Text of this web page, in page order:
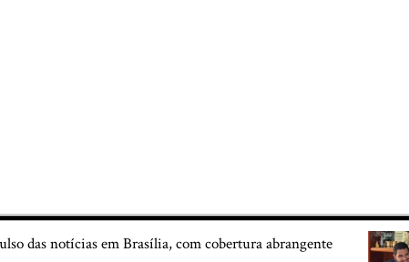
das notícias em Brasília, com cobertura abrangente